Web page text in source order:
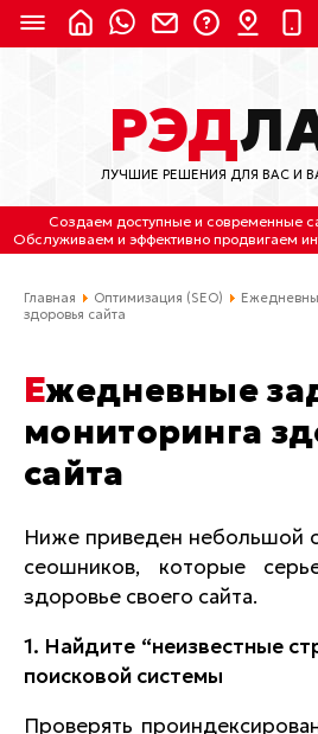
8 (800) 550-
Мск)
Бесплатно по
(4212) 658-653
(4212) 637-673
Отдельный вход \
Все контакты
РЭД
ЛУЧШИЕ РЕШЕНИЯ ДЛЯ ВАС И
Создаем доступные и современные
Обслуживаем и эффективно продвигаем
Главная Оптимизация (SEO)
здоровья сайта
Ежедневные задачи для
мониторинга
сайта
Ниже приведен небольшой
сеошников, которые
здоровье своего сайта.
1. Найдите “неизвестные
поисковой системы
Проверять